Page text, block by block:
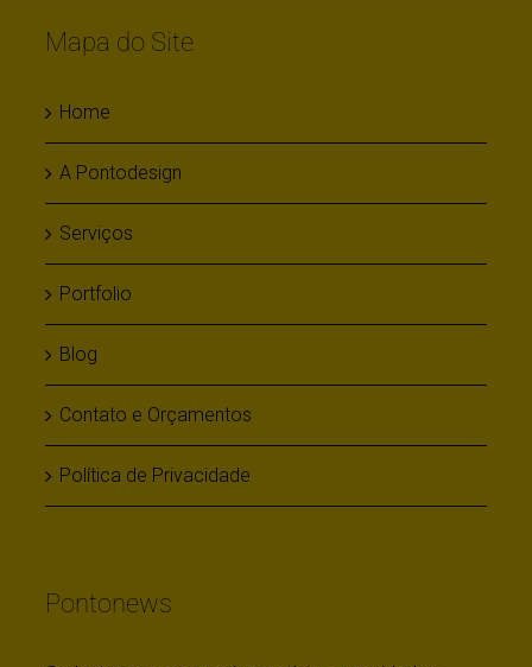
Mapa do Site
A Pontodesign
Serviços
Blog
Contato e Orçamentos
Pontonews